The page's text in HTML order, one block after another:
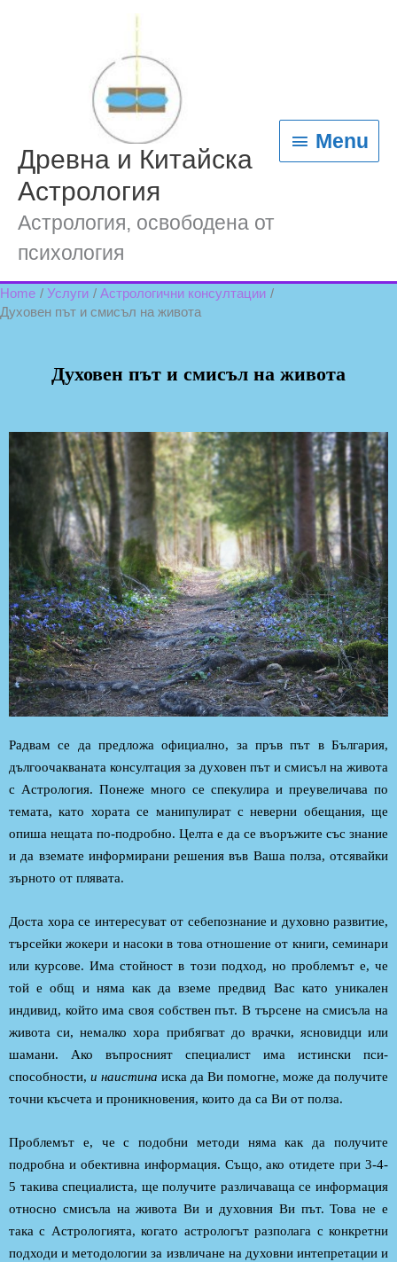
Древна и Китайска
Астрология
Астрология, освободена от
психология
Menu
Home Услуги
Астрологични консултации
Духовен път и смисъл на живота
Духовен път и смисъл на живота
Радвам се да предложа официално, за пръв път в България,
дългоочакваната консултация за духовен път и смисъл на живота
с Астрология. Понеже много се спекулира и преувеличава по
темата, като хората се манипулират с неверни обещания, ще
опиша нещата по-подробно. Целта е да се въоръжите със знание
и да вземате информирани решения във Ваша полза, отсявайки
зърното от плявата.
Доста хора се интересуват от себепознание и духовно развитие,
търсейки жокери и насоки в това отношение от книги, семинари
или курсове. Има стойност в този подход, но проблемът е, че
той е общ и няма как да вземе предвид Вас като уникален
индивид, който има своя собствен път. В търсене на смисъла на
живота си, немалко хора прибягват до врачки, ясновидци или
шамани. Ако въпросният специалист има истински пси-
способности, и наистина иска да Ви помогне, може да получите
точни късчета и проникновения, които да са Ви от полза.
Проблемът е, че с подобни методи няма как да получите
подробна и обективна информация. Също, ако отидете при 3-4-
5 такива специалиста, ще получите различаваща се информация
относно смисъла на живота Ви и духовния Ви път. Това не е
така с Астрологията, когато астрологът разполага с конкретни
подходи и методологии за извличане на духовни интепретации и